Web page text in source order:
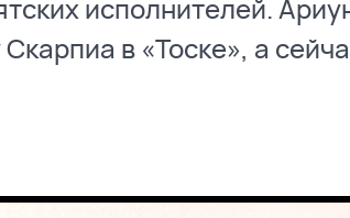
исполнителей.
в «Тоске», а